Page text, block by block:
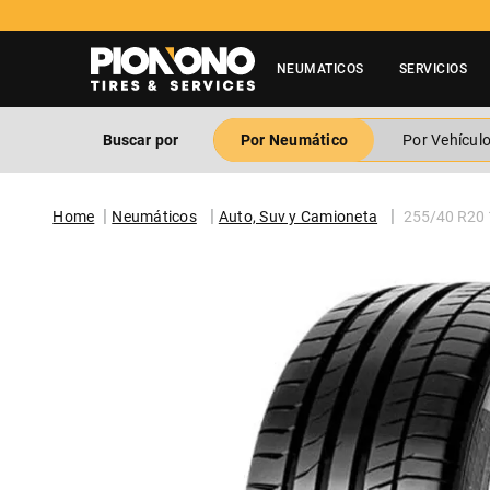
NEUMATICOS SERVICIOS
Buscar por Por Neumático Por Vehículo
Neumáticos Auto, Suv y Camioneta 255/40 R20